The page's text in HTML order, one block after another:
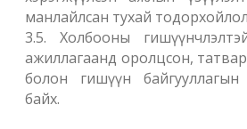
манлайлсан тухай
3.5. Холбооны
ажиллагаанд оролцсон,
болон гишүүн
байх.